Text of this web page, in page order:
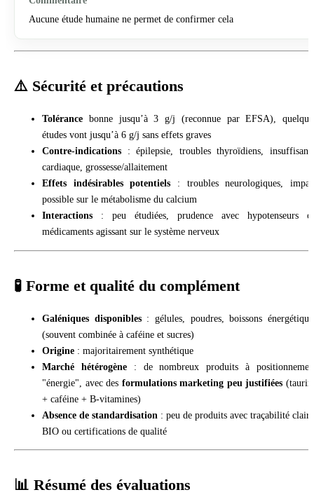
Aucune étude humaine ne permet de confirmer cela
⚠️ Sécurité et précautions
Tolérance bonne jusqu’à 3 g/j (reconnue par EFSA),
études vont jusqu’à 6 g/j sans effets graves
Contre-indications : épilepsie, troubles thyroïdiens,
cardiaque, grossesse/allaitement
Effets indésirables potentiels : troubles neurologiques,
possible sur le métabolisme du calcium
Interactions : peu étudiées, prudence avec hypotenseurs
médicaments agissant sur le système nerveux
🧪 Forme et qualité du complément
Galéniques disponibles: gélules, poudres, boissons
(souvent combinée à caféine et sucres)
Origine : majoritairement synthétique
Marché hétérogène: de nombreux produits à
"énergie", avec des formulations marketing peu justifiées
+ caféine + B-vitamines)
Absence de standardisation : peu de produits avec traçabilité
BIO ou certifications de qualité
📊 Résumé des évaluations